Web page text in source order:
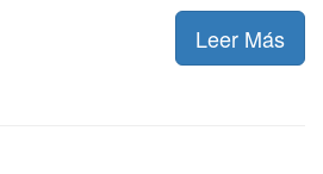
Leer Más